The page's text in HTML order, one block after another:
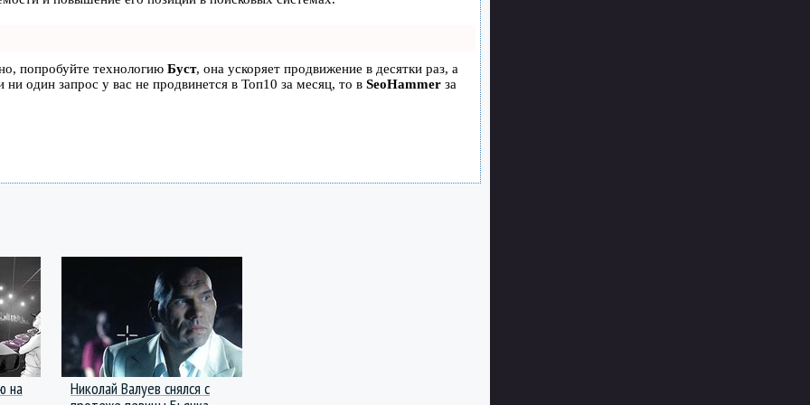
попробуйте технологию Буст, она ускоряет продвижение в десятки раз, а
один запрос у вас не продвинется в Топ10 за месяц, то в SeoHammer за
на
Николай Валуев снялся с